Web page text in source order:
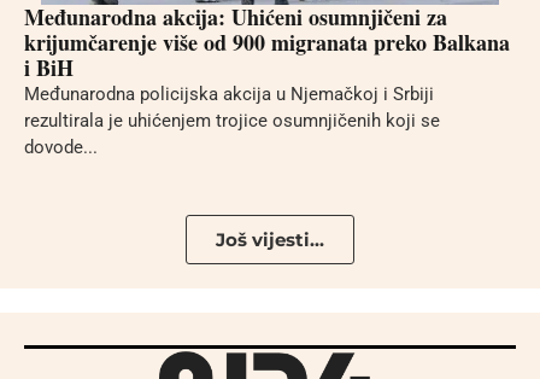
Međunarodna akcija: Uhićeni osumnjičeni za
krijumčarenje više od 900 migranata preko Balkana
i BiH
Međunarodna policijska akcija u Njemačkoj i Srbiji
rezultirala je uhićenjem trojice osumnjičenih koji se
dovode...
Još vijesti...